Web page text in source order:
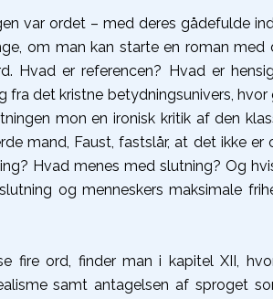
var ordet – med deres gådefulde
om man kan starte en roman med
Hvad er referencen? Hvad er
det kristne betydningsunivers, hvor
mon en ironisk kritik af den
mand, Faust, fastslår, at det ikke er
Hvad menes med slutning? Og
og menneskers maksimale
fire ord, finder man i kapitel XII,
samt antagelsen af sproget